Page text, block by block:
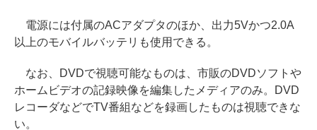
電源には付属のACアダプタのほか、出力5Vかつ2.0A
以上のモバイルバッテリも使用できる。
なお、DVDで視聴可能なものは、市販のDVDソフトや
ホームビデオの記録映像を編集したメディアのみ。DVD
レコーダなどでTV番組などを録画したものは視聴できな
い。